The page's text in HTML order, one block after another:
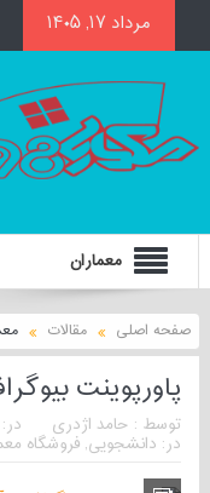
مرداد ۱۷, ۱۴۰۵
معماران
صفحه اصلی مقالات
پاورپوینت
توسط : حامد اژدری در:
در: دانشجویی, فروشگاه